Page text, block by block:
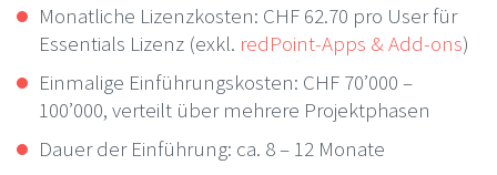
Monatliche Lizenzkosten: CHF 62.70 pro User für
Essentials Lizenz (exkl. redPoint-Apps & Add-ons)
Einmalige Einführungskosten: CHF 70’000 –
100’000, verteilt über mehrere Projektphasen
Dauer der Einführung: ca. 8 – 12 Monate